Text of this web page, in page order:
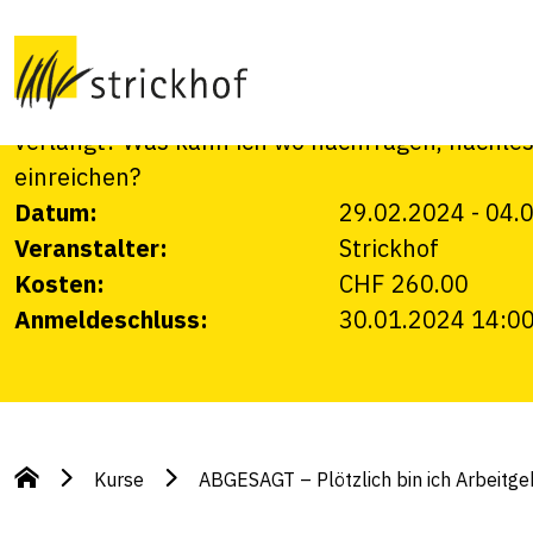
Arbeitgeber:in
Arbeitsbewilligung, Arbeitsvertrag,
verlangt? Was kann ich wo nachfragen,
einreichen?
Datum:
29.02.2024 -
Veranstalter:
Strickhof
Kosten:
CHF 260.00
Anmeldeschluss:
30.01.2024
Kurse ABGESAGT – Plötzlich bin ich